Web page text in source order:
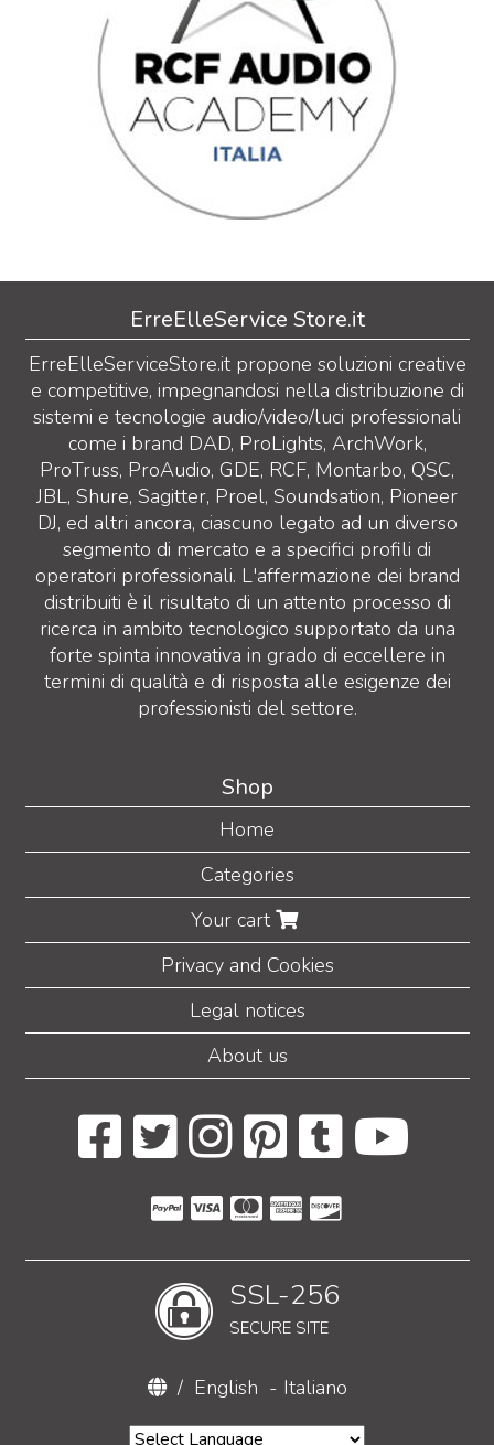
ErreElleService Store.it
ErreElleServiceStore.it propone soluzioni creative
e competitive, impegnandosi nella distribuzione di
sistemi e tecnologie audio/video/luci professionali
come i brand DAD, ProLights, ArchWork,
ProTruss, ProAudio, GDE, RCF, Montarbo, QSC,
JBL, Shure, Sagitter, Proel, Soundsation, Pioneer
DJ, ed altri ancora, ciascuno legato ad un diverso
segmento di mercato e a specifici profili di
operatori professionali. L'affermazione dei brand
distribuiti è il risultato di un attento processo di
ricerca in ambito tecnologico supportato da una
forte spinta innovativa in grado di eccellere in
termini di qualità e di risposta alle esigenze dei
professionisti del settore.
Shop
Home
Categories
Your cart
Privacy and Cookies
Legal notices
About us
SSL-256
SECURE SITE
/ English - Italiano